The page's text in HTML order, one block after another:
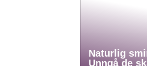
Naturlig
Unngå de